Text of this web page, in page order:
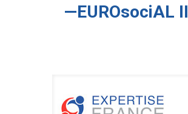
—EUROsociAL II